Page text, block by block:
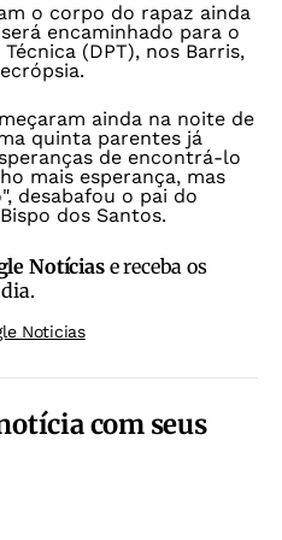
o corpo do rapaz ainda
encaminhado para o
(DPT), nos Barris,
ainda na noite de
quinta parentes já
de encontrá-lo
mais esperança, mas
desabafou o pai do
dos Santos.
Notíciase receba os
Noticias
com seus